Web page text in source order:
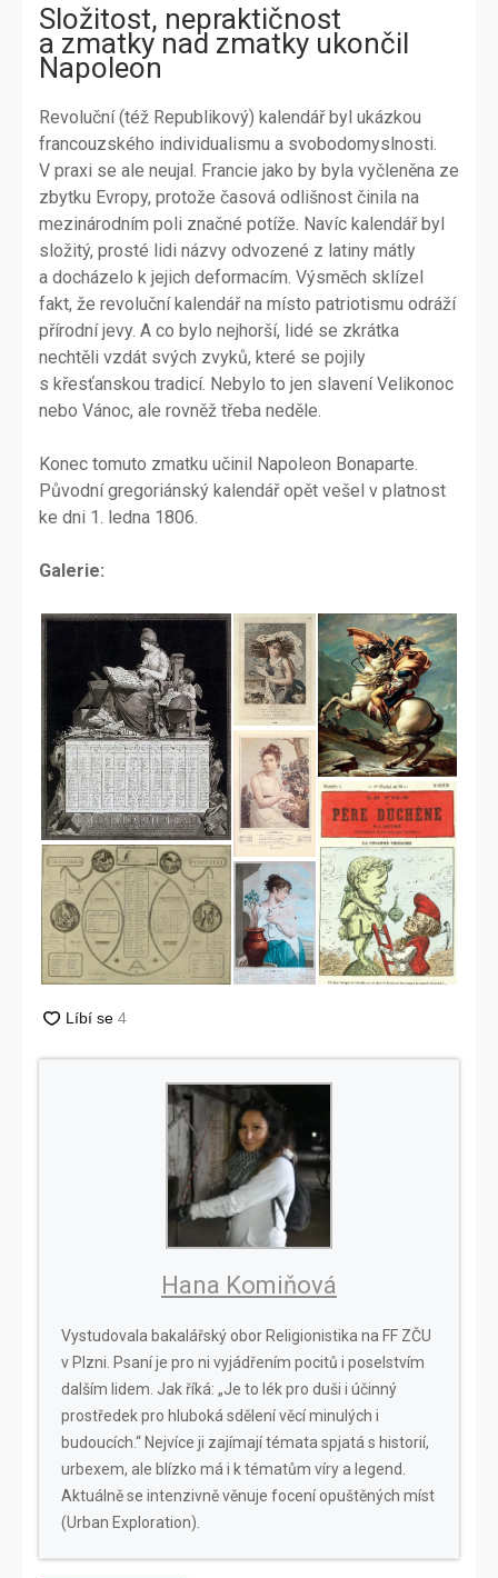
Složitost, nepraktičnost
a zmatky nad zmatky ukončil
Napoleon
Revoluční (též Republikový) kalendář byl ukázkou
francouzského individualismu a svobodomyslnosti.
V praxi se ale neujal. Francie jako by byla vyčleněna ze
zbytku Evropy, protože časová odlišnost činila na
mezinárodním poli značné potíže. Navíc kalendář byl
složitý, prosté lidi názvy odvozené z latiny mátly
a docházelo k jejich deformacím. Výsměch sklízel
fakt, že revoluční kalendář na místo patriotismu odráží
přírodní jevy. A co bylo nejhorší, lidé se zkrátka
nechtěli vzdát svých zvyků, které se pojily
s křesťanskou tradicí. Nebylo to jen slavení Velikonoc
nebo Vánoc, ale rovněž třeba neděle.
Konec tomuto zmatku učinil Napoleon Bonaparte.
Původní gregoriánský kalendář opět vešel v platnost
ke dni 1. ledna 1806.
Galerie:
Hana Komiňová
Vystudovala bakalářský obor Religionistika na FF ZČU
v Plzni. Psaní je pro ni vyjádřením pocitů i poselstvím
dalším lidem. Jak říká: „Je to lék pro duši i účinný
prostředek pro hluboká sdělení věcí minulých i
budoucích.“ Nejvíce ji zajímají témata spjatá s historií,
urbexem, ale blízko má i k tématům víry a legend.
Aktuálně se intenzivně věnuje focení opuštěných míst
(Urban Exploration).